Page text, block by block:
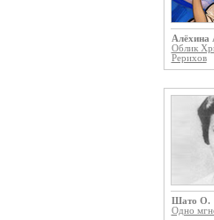
Алёхина
Облик
Рерихов
Шато О.
Одно